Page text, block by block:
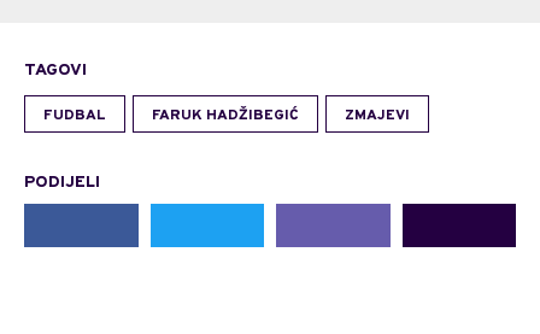
TAGOVI
FUDBAL FARUK HADŽIBEGIĆ ZMAJEVI
PODIJELI